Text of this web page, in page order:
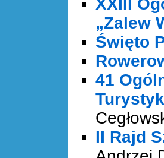
XXIII
„Zalew
Święto
41
II Rajd